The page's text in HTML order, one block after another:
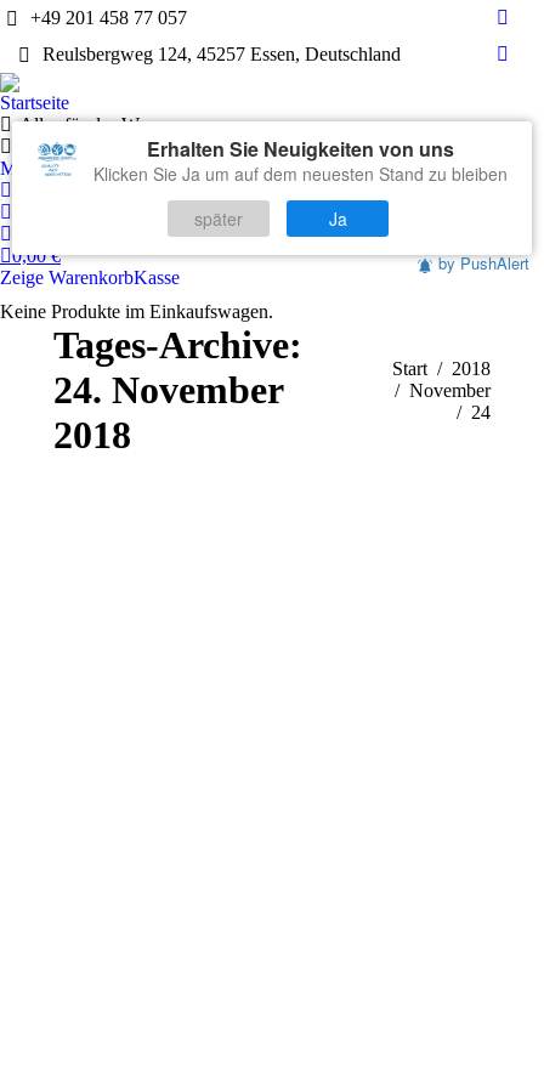
+49 201 458 77 057
Reulsbergweg 124, 45257 Essen, Deutschland
page
new
Startseite
Alles für das Wasser
Technik
Markenwelten
0,00€
Zeige WarenkorbKasse
Keine Produkte im Einkaufswagen.
Tages-Archive:
24. November
2018
Sie befinden sich hier:
Start
2018
November
24
Erhalten Sie Neuigkeiten von uns
Klicken Sie Ja um auf dem neuesten Stand zu bleiben
später
Ja
by PushAlert